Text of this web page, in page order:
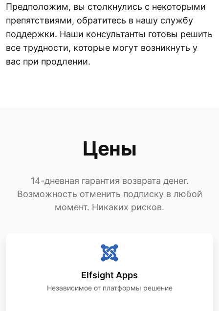
Предположим, вы столкнулись с некоторыми
препятствиями, обратитесь в нашу службу
поддержки. Наши консультанты готовы решить
все трудности, которые могут возникнуть у
вас при продлении.
Цены
14-дневная гарантия возврата денег.
Возможность отменить подписку в любой
момент. Никаких рисков.
Elfsight Apps
Независимое от платформы решение